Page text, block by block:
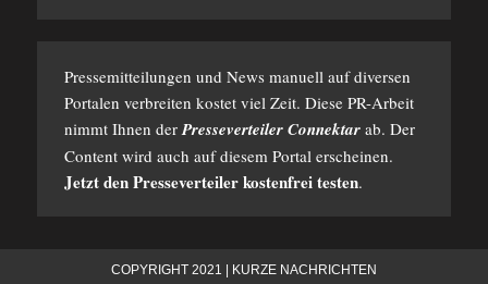
Pressemitteilungen und News manuell auf diversen
Portalen verbreiten kostet viel Zeit. Diese PR-Arbeit
nimmt Ihnen derPresseverteiler Connektarab. Der
Content wird auch auf diesem Portal erscheinen.
Jetzt den Presseverteiler kostenfrei testen.
COPYRIGHT 2021 | KURZE NACHRICHTEN